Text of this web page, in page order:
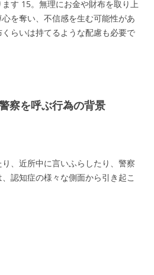
す 15。無理にお金や財布を取り上
を奪い、不信感を生む可能性があ
らいは持てるような配慮も必要で
察を呼ぶ行為の背景
、近所中に言いふらしたり、警察
認知症の様々な側面から引き起こ